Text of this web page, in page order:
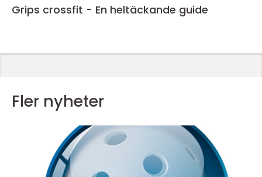
Grips crossfit - En heltäckande guide
Fler nyheter